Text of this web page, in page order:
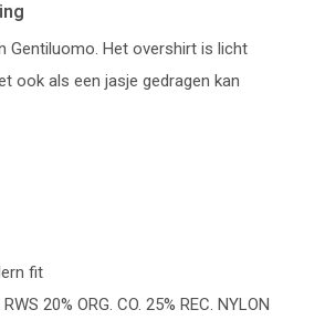
Gentiluomo. Het overshirt is licht
ook als een jasje gedragen kan
fit
20% ORG. CO. 25% REC. NYLON